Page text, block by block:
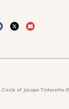
Circle of Jacopo Tintoretto